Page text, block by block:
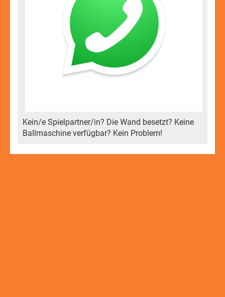
Kein/e Spielpartner/in? Die Wand besetzt? Keine
Ballmaschine verfügbar? Kein Problem!